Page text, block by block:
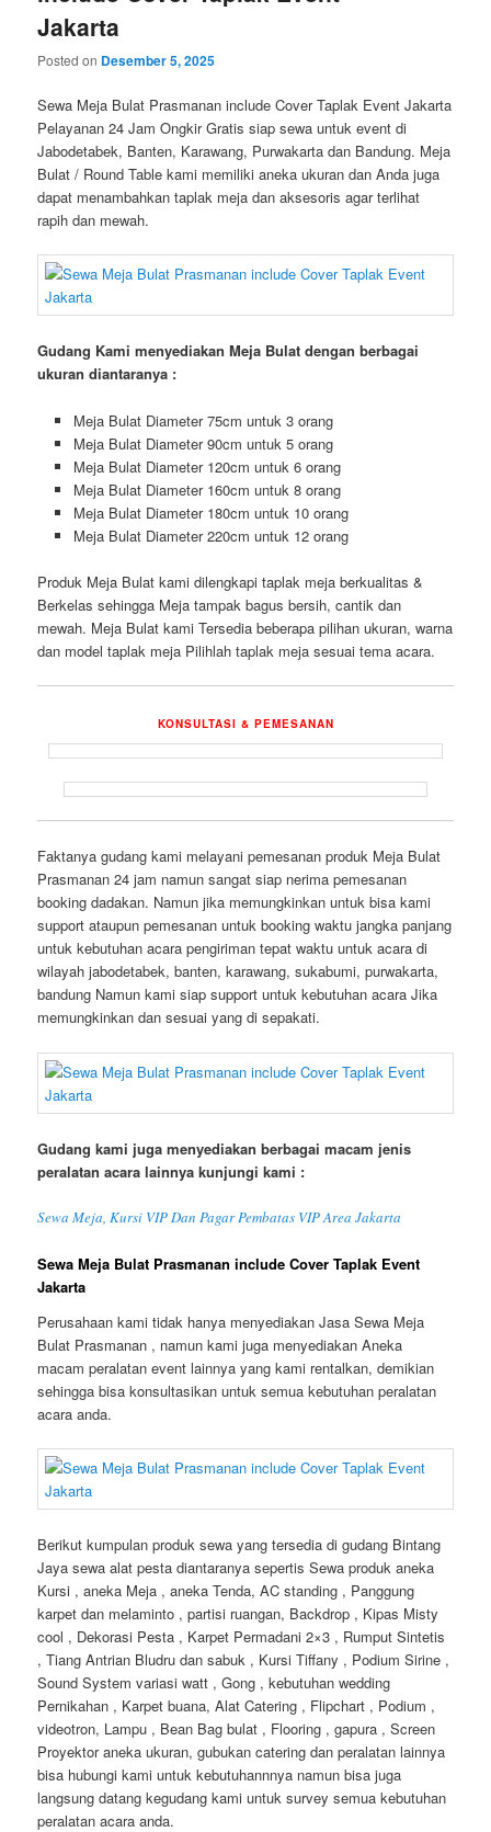
Jakarta
Posted on Desember 5, 2025
Sewa Meja Bulat Prasmanan include Cover Taplak Event Jakarta
Pelayanan 24 Jam Ongkir Gratis siap sewa untuk event di
Jabodetabek, Banten, Karawang, Purwakarta dan Bandung. Meja
Bulat / Round Table kami memiliki aneka ukuran dan Anda juga
dapat menambahkan taplak meja dan aksesoris agar terlihat
rapih dan mewah.
Gudang Kami menyediakan Meja Bulat dengan berbagai
ukuran diantaranya :
Meja Bulat Diameter 75cm untuk 3 orang
Meja Bulat Diameter 90cm untuk 5 orang
Meja Bulat Diameter 120cm untuk 6 orang
Meja Bulat Diameter 160cm untuk 8 orang
Meja Bulat Diameter 180cm untuk 10 orang
Meja Bulat Diameter 220cm untuk 12 orang
Produk Meja Bulat kami dilengkapi taplak meja berkualitas &
Berkelas sehingga Meja tampak bagus bersih, cantik dan
mewah. Meja Bulat kami Tersedia beberapa pilihan ukuran, warna
dan model taplak meja Pilihlah taplak meja sesuai tema acara.
KONSULTASI & PEMESANAN
Faktanya gudang kami melayani pemesanan produk Meja Bulat
Prasmanan 24 jam namun sangat siap nerima pemesanan
booking dadakan. Namun jika memungkinkan untuk bisa kami
support ataupun pemesanan untuk booking waktu jangka panjang
untuk kebutuhan acara pengiriman tepat waktu untuk acara di
wilayah jabodetabek, banten, karawang, sukabumi, purwakarta,
bandung Namun kami siap support untuk kebutuhan acara Jika
memungkinkan dan sesuai yang di sepakati.
Gudang kami juga menyediakan berbagai macam jenis
peralatan acara lainnya kunjungi kami :
Sewa Meja, Kursi VIP Dan Pagar Pembatas VIP Area Jakarta
Sewa Meja Bulat Prasmanan include Cover Taplak Event
Jakarta
Perusahaan kami tidak hanya menyediakan Jasa Sewa Meja
Bulat Prasmanan , namun kami juga menyediakan Aneka
macam peralatan event lainnya yang kami rentalkan, demikian
sehingga bisa konsultasikan untuk semua kebutuhan peralatan
acara anda.
Berikut kumpulan produk sewa yang tersedia di gudang Bintang
Jaya sewa alat pesta diantaranya sepertis Sewa produk aneka
Kursi , aneka Meja , aneka Tenda, AC standing , Panggung
karpet dan melaminto , partisi ruangan, Backdrop , Kipas Misty
cool , Dekorasi Pesta , Karpet Permadani 2×3 , Rumput Sintetis
, Tiang Antrian Bludru dan sabuk , Kursi Tiffany , Podium Sirine ,
Sound System variasi watt , Gong , kebutuhan wedding
Pernikahan , Karpet buana, Alat Catering , Flipchart , Podium ,
videotron, Lampu , Bean Bag bulat , Flooring , gapura , Screen
Proyektor aneka ukuran, gubukan catering dan peralatan lainnya
bisa hubungi kami untuk kebutuhannnya namun bisa juga
langsung datang kegudang kami untuk survey semua kebutuhan
peralatan acara anda.